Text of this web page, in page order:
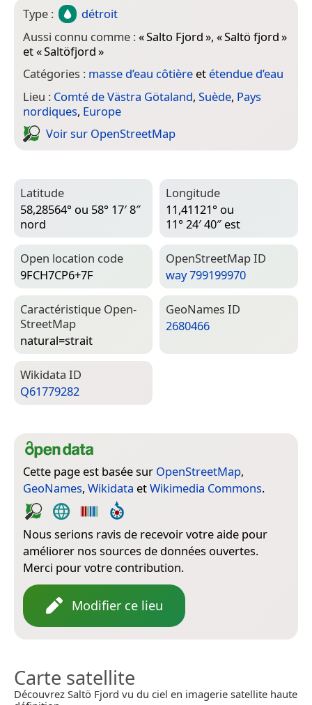
Type :
détroit
Aussi connu comme :«Salto Fjord», «Saltö fjord»
et «Saltöfjord»
Catégories : masse d’eau côtière et étendue d’eau
Lieu : Comté de Västra Götaland, Suède, Pays
nordiques, Europe
Voir sur Open­Street­Map
Latitude
58,28564° ou 58° 17′ 8″
nord
Longitude
11,41121° ou
11° 24′ 40″ est
Open location code
9FCH7CP6+7F
Open­Street­Map ID
way 799199970
Caractéristique Open­
Street­Map
natural=­strait
Geo­Names ID
2680466
Wiki­data ID
Q61779282
Cette page est basée sur OpenStreetMap,
GeoNames, Wikidata etWikimedia Commons.
Nous serions ravis de recevoir votre aide pour
améliorer nos sources de données ouvertes.
Merci pour votre contribution.
Modifier ce lieu
Carte satellite
Découvrez Saltö Fjord vu du ciel en imagerie satellite haute